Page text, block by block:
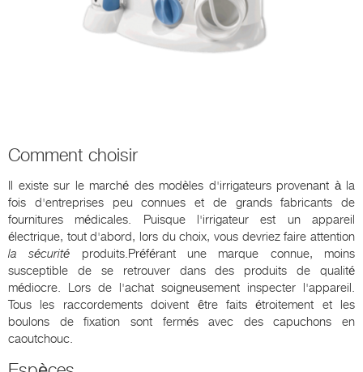
Comment choisir
Il existe sur le marché des modèles d'irrigateurs provenant à la
fois d'entreprises peu connues et de grands fabricants de
fournitures médicales. Puisque l'irrigateur est un appareil
électrique, tout d'abord, lors du choix, vous devriez faire attention
la sécurité produits.Préférant une marque connue, moins
susceptible de se retrouver dans des produits de qualité
médiocre. Lors de l'achat soigneusement inspecter l'appareil.
Tous les raccordements doivent être faits étroitement et les
boulons de fixation sont fermés avec des capuchons en
caoutchouc.